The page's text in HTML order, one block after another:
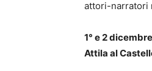
attori-narratori
1° e 2
Attila al